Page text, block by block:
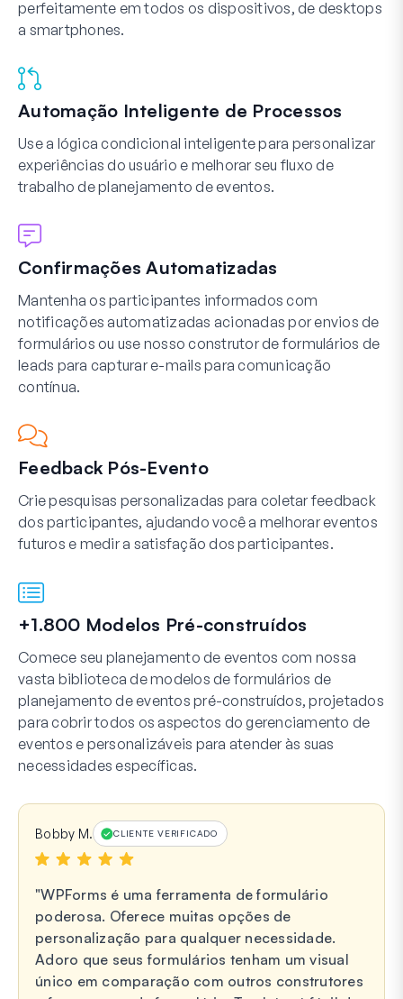
perfeitamente em todos os dispositivos, de desktops
a smartphones.
Automação Inteligente de Processos
Use a lógica condicional inteligente para personalizar
experiências do usuário e melhorar seu fluxo de
trabalho de planejamento de eventos.
Confirmações Automatizadas
Mantenha os participantes informados com
notificações automatizadas acionadas por envios de
formulários ou use nosso construtor de formulários de
leads para capturar e-mails para comunicação
contínua.
Feedback Pós-Evento
Crie pesquisas personalizadas para coletar feedback
dos participantes, ajudando você a melhorar eventos
futuros e medir a satisfação dos participantes.
+1.800 Modelos Pré-construídos
Comece seu planejamento de eventos com nossa
vasta biblioteca de modelos de formulários de
planejamento de eventos pré-construídos, projetados
para cobrir todos os aspectos do gerenciamento de
eventos e personalizáveis para atender às suas
necessidades específicas.
Bobby M. CLIENTE VERIFICADO
WPForms é uma ferramenta de formulário
poderosa. Oferece muitas opções de
personalização para qualquer necessidade.
Adoro que seus formulários tenham um visual
único em comparação com outros construtores